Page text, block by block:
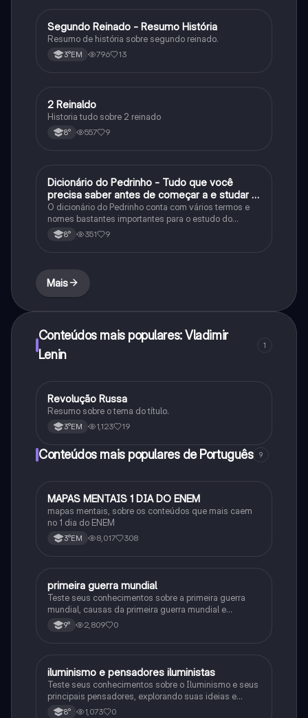
História
Segundo Reinado - Resumo História
Resumo de história sobre segundo reinado.
3°EM 796 13
História
2 Reinaldo
Historia tudo sobre 2 reinado
8° 557 9
História
Dicionário do Pedrinho - Tudo que você
precisa saber antes de começar a e studar o
segundo reinado!
O dicionário do Pedrinho conta com vários termos e
nomes bastantes importantes para o estudo do
segundo reinado e muito mais.
8° 351 9
Mais
Conteúdos mais populares: Vladimir
Lenin
1
RHistória
Revolução Russa
Resumo sobre o tema do título.
3°EM 1,123 19
Conteúdos mais populares de Português 9
Português
MAPAS MENTAIS 1 DIA DO ENEM
mapas mentais, sobre os conteúdos que mais caem
no 1 dia do ENEM
3°EM 8,017 308
História
primeira guerra mundial
Teste seus conhecimentos sobre a primeira guerra
mundial, causas da primeira guerra mundial e
consequências da Primeira Guerra Mundial, fases da
primeira guerra mundial
9° 2,809 0
História
iluminismo e pensadores iluministas
Teste seus conhecimentos sobre o Iluminismo e seus
principais pensadores, explorando suas ideias e
impacto histórico.
8° 1,073 0